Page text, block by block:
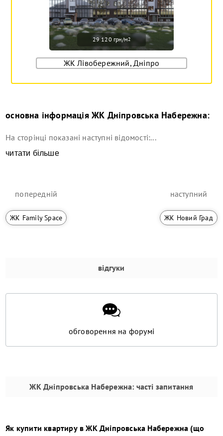
29 120 грн/м2
ЖК Лівобережний, Дніпро
основна інформаціяЖК Дніпровська Набережна:
На сторінці показані наступні відомості:...
читати більше
попередній
ЖК Family Space
наступний
ЖК Новий Град
відгуки
обговорення на форумі
ЖК Дніпровська Набережна: часті запитання
Як купити квартиру вЖК Дніпровська Набережна (що